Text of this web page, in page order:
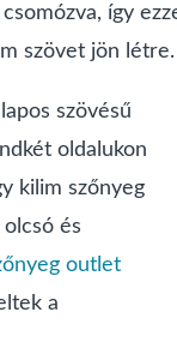
így
szövet jön létre.
szövésű
oldalukon
kilim szőnyeg
és
outlet
a